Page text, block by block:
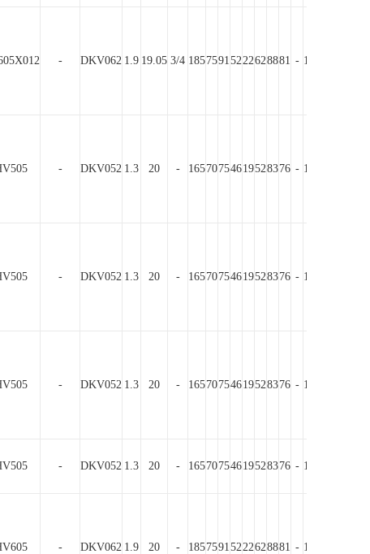
- DKV062 1.9 19.05 3/4 18575915222628881 - 10.5
- DKV052 1.3 20 - 16570754619528376 - 10.5
- DKV052 1.3 20 - 16570754619528376 - 10.5
- DKV052 1.3 20 - 16570754619528376 - 10.5
- DKV052 1.3 20 - 16570754619528376 - 10.5
- DKV062 1.9 20 - 18575915222628881 - 10.5